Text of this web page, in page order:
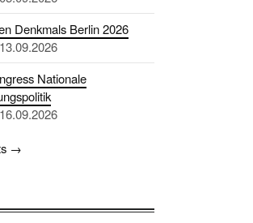
Denkmals Berlin 2026
Nationale
→